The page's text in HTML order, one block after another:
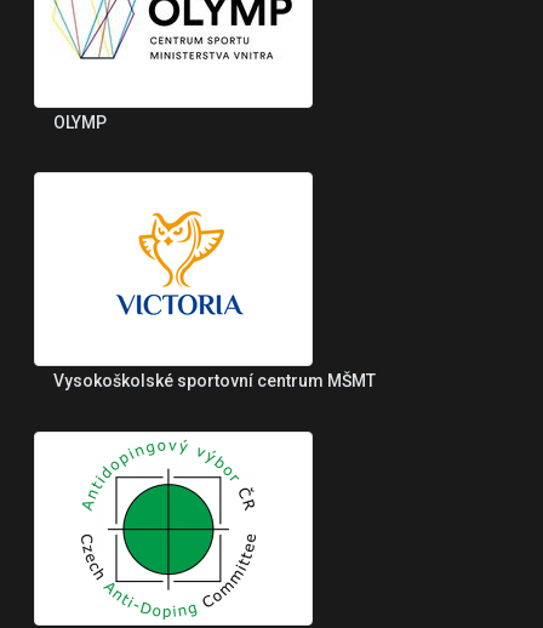
OLYMP
Vysokoškolské sportovní centrum MŠMT